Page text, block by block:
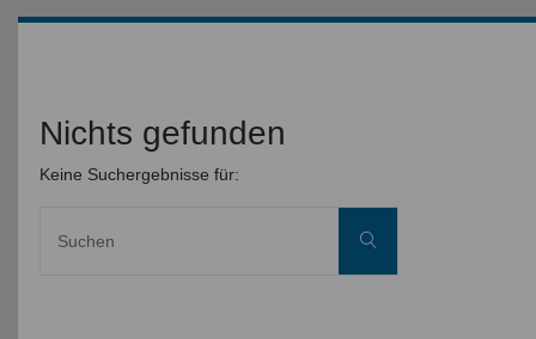
Nichts gefunden
Keine Suchergebnisse für:
Suchen